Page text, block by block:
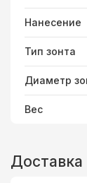
Нанесение
Тип зонта
Диаметр
Вес